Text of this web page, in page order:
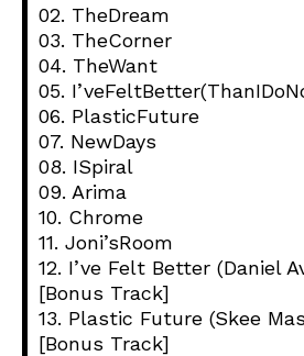
02. TheDream
03. TheCorner
04. TheWant
05.
06. PlasticFuture
07. NewDays
08. ISpiral
09. Arima
10. Chrome
11. Joni’sRoom
12. I’ve Felt Better (Daniel
[Bonus Track]
13. Plastic Future (Skee
[Bonus Track]